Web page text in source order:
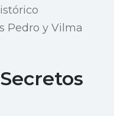
Pedro y Vilma